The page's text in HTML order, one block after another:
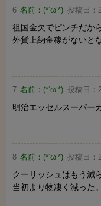
6 名前： (*‘ω‘*) 投稿日：
祖国金欠でピンチだか
外貨上納金稼がないと
7 名前： (*‘ω‘*) 投稿日：
明治エッセルスーパー
8 名前： (*‘ω‘*) 投稿日：
クーリッシュはもう減
当初より物凄く減った